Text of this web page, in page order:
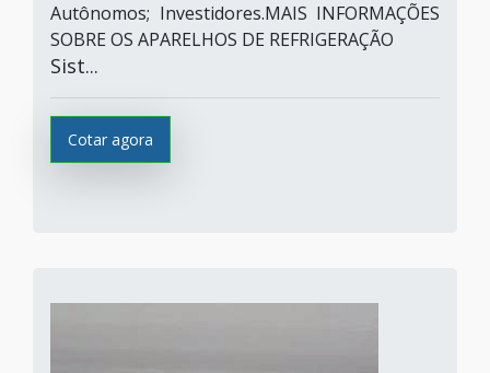
Autônomos; Investidores.MAIS INFORMAÇÕES
SOBRE OS APARELHOS DE REFRIGERAÇÃO
Sist...
Cotar agora